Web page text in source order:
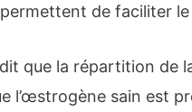
de faciliter le
que la répartition de
l’œstrogène sain est